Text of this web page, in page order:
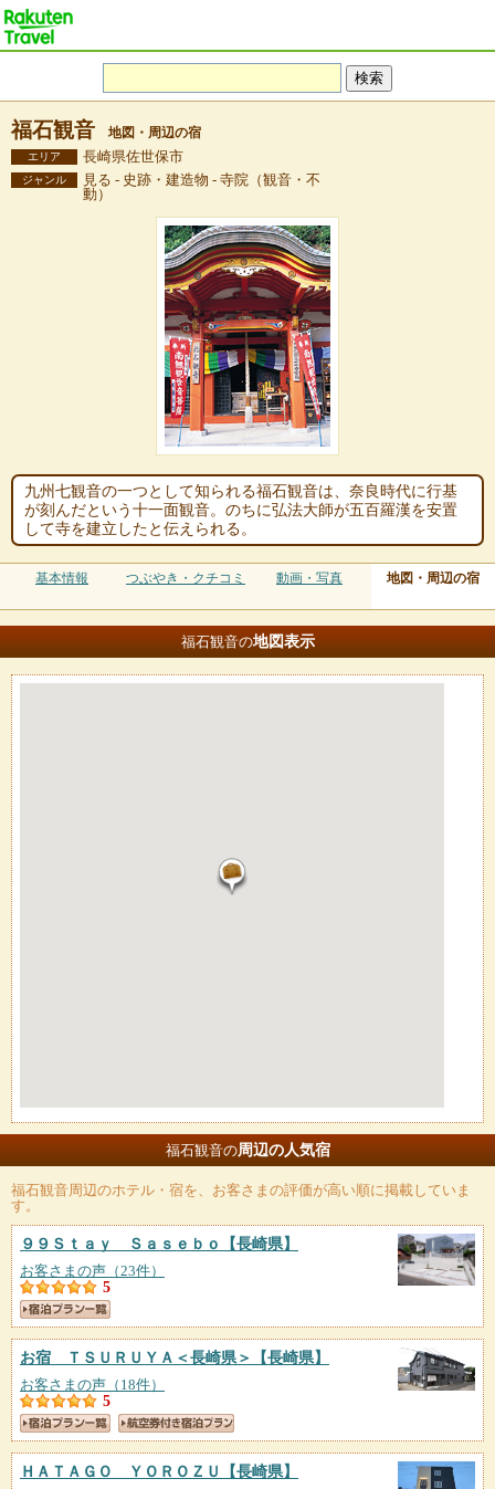
福石観音 地図・周辺の宿
エリア 長崎県佐世保市
ジャンル
見る - 史跡・建造物 - 寺院（観音・不
動）
九州七観音の一つとして知られる福石観音は、奈良時代に行基
が刻んだという十一面観音。のちに弘法大師が五百羅漢を安置
して寺を建立したと伝えられる。
基本情報 つぶやき・クチコミ 動画・写真 地図・周辺の宿
福石観音の地図表示
福石観音の周辺の人気宿
福石観音周辺のホテル・宿を、お客さまの評価が高い順に掲載していま
す。
９９Ｓｔａｙ Ｓａｓｅｂｏ 【長崎県】
お客さまの声（23件）
5
お宿 ＴＳＵＲＵＹＡ＜長崎県＞ 【長崎県】
お客さまの声（18件）
5
ＨＡＴＡＧＯ ＹＯＲＯＺＵ 【長崎県】